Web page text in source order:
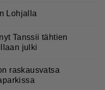
Lohjalla
Tanssii tähtien
julki
raskausvatsa